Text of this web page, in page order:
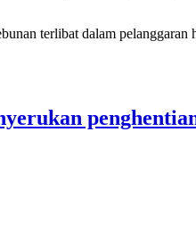
terlibat dalam